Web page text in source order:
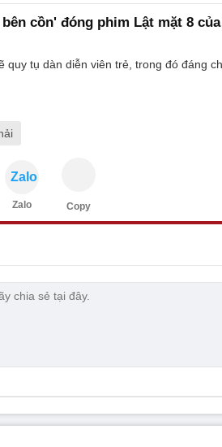
cồn' đóng phim Lật mặt 8
quy tụ dàn diễn viên trẻ, trong đó đáng
Zalo
Zalo Copy